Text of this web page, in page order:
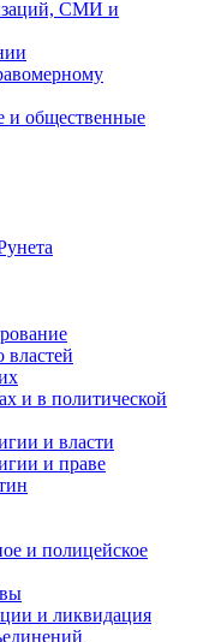
СМИ и
и общественные
властей
и в политической
и власти
и праве
и полицейское
и ликвидация